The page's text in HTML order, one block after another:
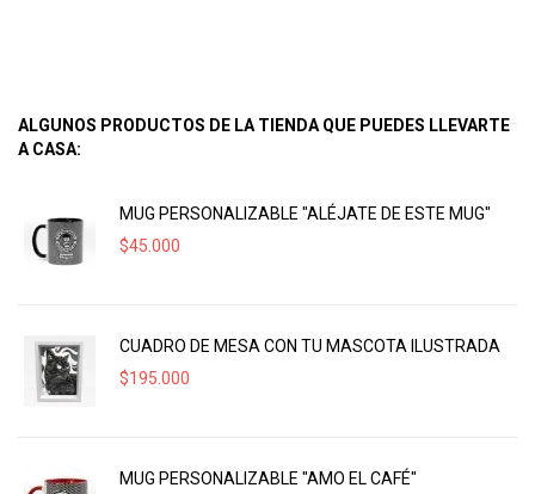
ALGUNOS PRODUCTOS DE LA TIENDA QUE PUEDES LLEVARTE
A CASA:
MUG PERSONALIZABLE "ALÉJATE DE ESTE MUG"
$45.000
CUADRO DE MESA CON TU MASCOTA ILUSTRADA
$195.000
MUG PERSONALIZABLE "AMO EL CAFÉ"